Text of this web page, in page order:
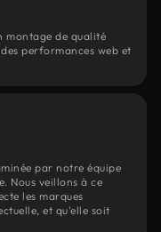
montage de qualité
performances web et
par notre équipe
Nous veillons à ce
les marques
et qu'elle soit